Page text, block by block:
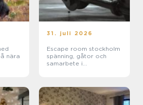
nära
31. juli 2026
Escape room stockholm
spänning, gåtor och
samarbete i